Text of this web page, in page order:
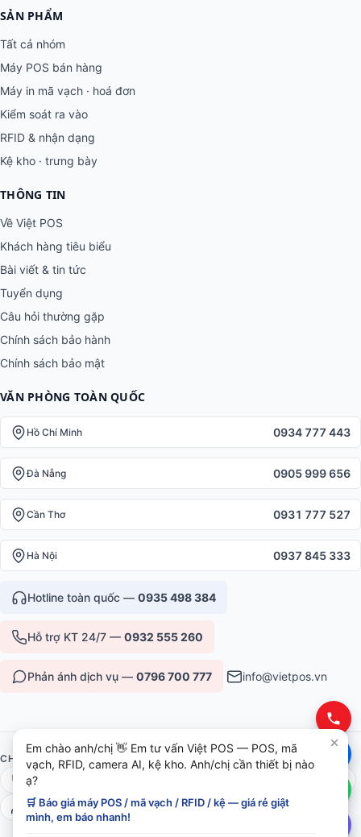
SẢN PHẨM
Tất cả nhóm
Máy POS bán hàng
Máy in mã vạch · hoá đơn
Kiểm soát ra vào
RFID & nhận dạng
Kệ kho · trưng bày
THÔNG TIN
Về Việt POS
Khách hàng tiêu biểu
Bài viết & tin tức
Tuyển dụng
Câu hỏi thường gặp
Chính sách bảo hành
Chính sách bảo mật
VĂN PHÒNG TOÀN QUỐC
Hồ Chí Minh 0934 777 443
Đà Nẵng 0905 999 656
Cần Thơ 0931 777 527
Hà Nội 0937 845 333
Hotline toàn quốc — 0935 498 384
Hỗ trợ KT 24/7 — 0932 555 260
Phản ánh dịch vụ — 0796 700 777 info@vietpos.vn
CHỨNG NHẬN & UY TÍN
ISO 9001:2015
6+ năm phục vụ B2B
Em chào anh/chị 👋 Em tư vấn Việt POS — POS, mã
vạch, RFID, camera AI, kệ kho. Anh/chị cần thiết bị nào
ạ?
🛒 Báo giá máy POS / mã vạch / RFID / kệ — giá rẻ giật
mình, em báo nhanh!